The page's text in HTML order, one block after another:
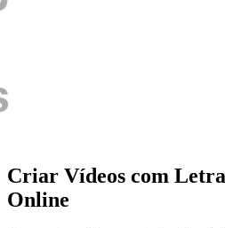
Criar Vídeos com
Online